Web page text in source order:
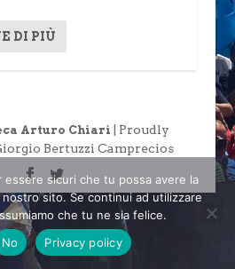
DI PIÙ
Arturo Chiari
| Proudly
Bertuzzi Camprecios
essere sicuri che tu possa avere la
sito. Se continui ad utilizzare
che tu ne sia felice.
No Privacy policy